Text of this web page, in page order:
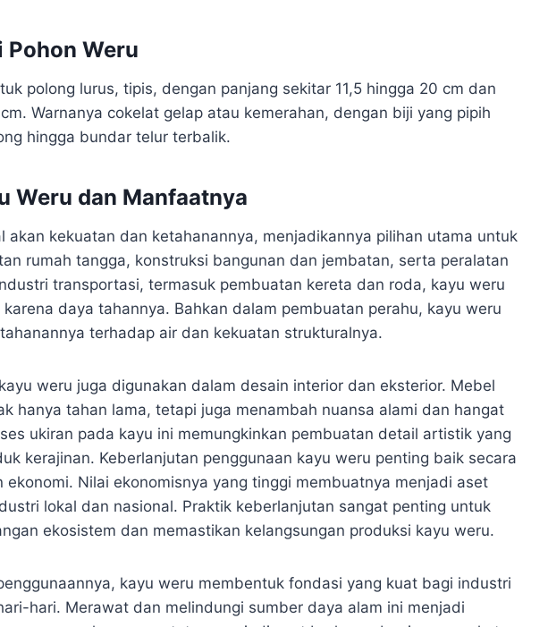
Pohon Weru
polong lurus, tipis, dengan panjang sekitar 11,5 hingga 20 cm dan
Warnanya cokelat gelap atau kemerahan, dengan biji yang pipih
hingga bundar telur terbalik.
Weru dan Manfaatnya
akan kekuatan dan ketahanannya, menjadikannya pilihan utama untuk
rumah tangga, konstruksi bangunan dan jembatan, serta peralatan
transportasi, termasuk pembuatan kereta dan roda, kayu weru
daya tahannya. Bahkan dalam pembuatan perahu, kayu weru
terhadap air dan kekuatan strukturalnya.
weru juga digunakan dalam desain interior dan eksterior. Mebel
hanya tahan lama, tetapi juga menambah nuansa alami dan hangat
ukiran pada kayu ini memungkinkan pembuatan detail artistik yang
kerajinan. Keberlanjutan penggunaan kayu weru penting baik secara
ekonomi. Nilai ekonomisnya yang tinggi membuatnya menjadi aset
lokal dan nasional. Praktik keberlanjutan sangat penting untuk
ekosistem dan memastikan kelangsungan produksi kayu weru.
kayu weru membentuk fondasi yang kuat bagi industri
hari. Merawat dan melindungi sumber daya alam ini menjadi